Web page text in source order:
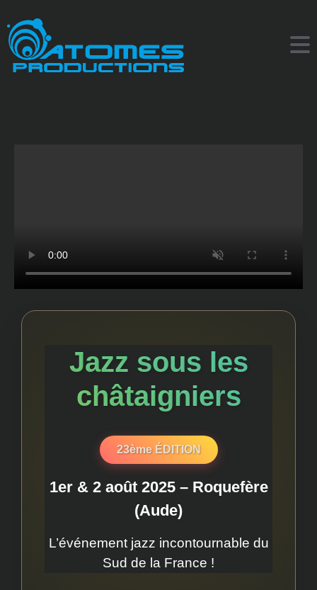
Jazz sous les
châtaigniers
23ème ÉDITION
1er & 2 août 2025 – Roquefère
(Aude)
L’événement jazz incontournable du
Sud de la France !